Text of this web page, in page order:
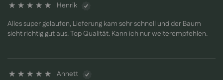
Henrik
Alles super gelaufen, Lieferung kam sehr schnell und der Baum
sieht richtig gut aus. Top Qualität. Kann ich nur weiterempfehlen.
Annett